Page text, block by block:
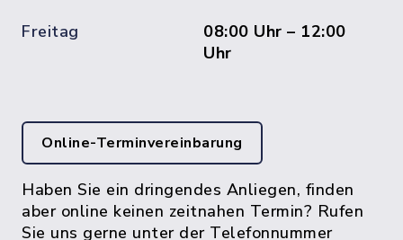
Freitag
08:00 Uhr – 12:00
Uhr
Online-Terminvereinbarung
Haben Sie ein dringendes Anliegen, finden
aber online keinen zeitnahen Termin? Rufen
Sie uns gerne unter der Telefonnummer